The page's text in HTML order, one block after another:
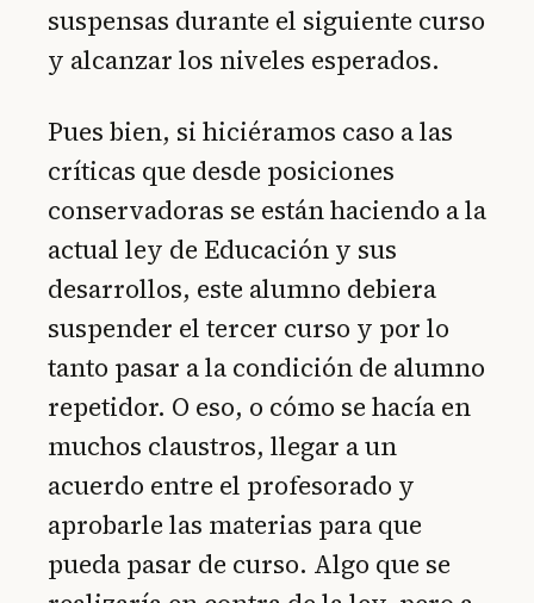
suspensas durante el siguiente curso
y alcanzar los niveles esperados.
Pues bien, si hiciéramos caso a las
críticas que desde posiciones
conservadoras se están haciendo a la
actual ley de Educación y sus
desarrollos, este alumno debiera
suspender el tercer curso y por lo
tanto pasar a la condición de alumno
repetidor. O eso, o cómo se hacía en
muchos claustros, llegar a un
acuerdo entre el profesorado y
aprobarle las materias para que
pueda pasar de curso. Algo que se